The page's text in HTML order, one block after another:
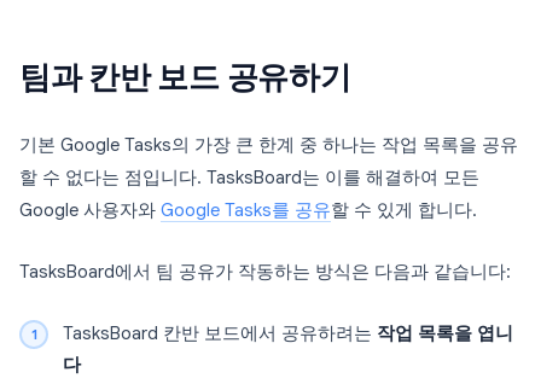
팀과 칸반 보드 공유하기
기본 Google Tasks의 가장 큰 한계 중 하나는 작업 목록을 공유
할 수 없다는 점입니다. TasksBoard는 이를 해결하여 모든
Google 사용자와 Google Tasks를 공유할 수 있게 합니다.
TasksBoard에서 팀 공유가 작동하는 방식은 다음과 같습니다:
TasksBoard 칸반 보드에서 공유하려는 작업 목록을 엽니
다